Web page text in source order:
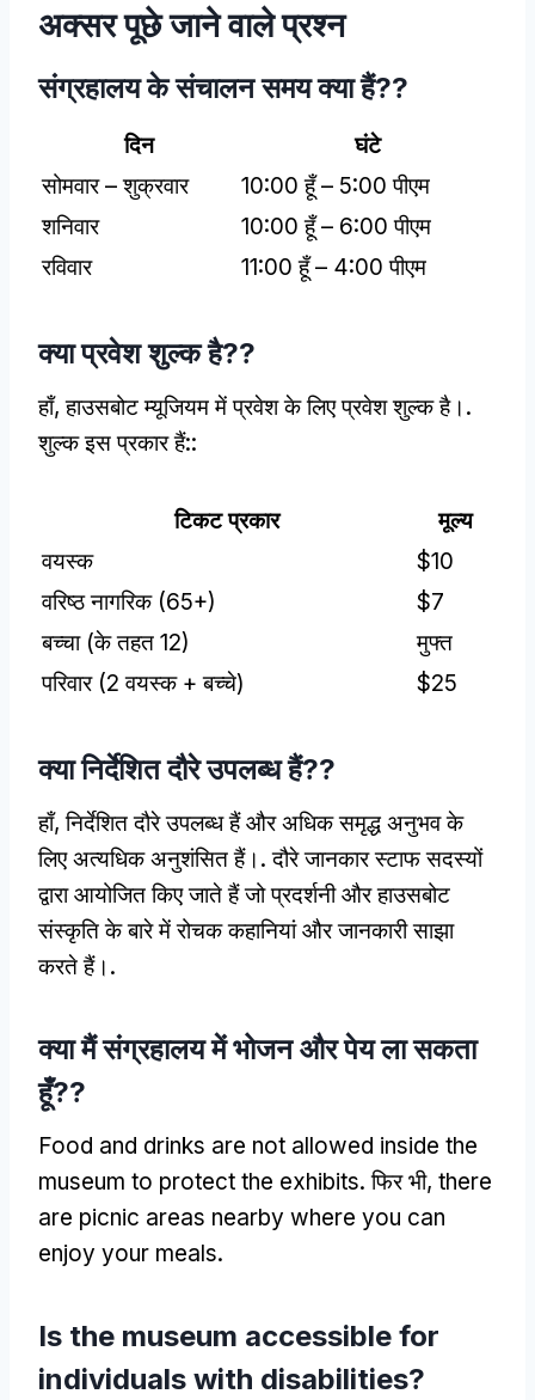
अक्सर पूछे जाने वाले प्रश्न
संग्रहालय के संचालन समय क्या हैं??
दिन
घंटे
सोमवार – शुक्रवार
10:00 हूँ – 5:00 पीएम
शनिवार
10:00 हूँ – 6:00 पीएम
रविवार
11:00 हूँ – 4:00 पीएम
क्या प्रवेश शुल्क है??
हाँ, हाउसबोट म्यूजियम में प्रवेश के लिए प्रवेश शुल्क है।.
शुल्क इस प्रकार हैं::
टिकट प्रकार
मूल्य
वयस्क
$10
वरिष्ठ नागरिक (65+)
$7
बच्चा (के तहत 12)
मुफ्त
परिवार (2 वयस्क + बच्चे)
$25
क्या निर्देशित दौरे उपलब्ध हैं??
हाँ, निर्देशित दौरे उपलब्ध हैं और अधिक समृद्ध अनुभव के
लिए अत्यधिक अनुशंसित हैं।. दौरे जानकार स्टाफ सदस्यों
द्वारा आयोजित किए जाते हैं जो प्रदर्शनी और हाउसबोट
संस्कृति के बारे में रोचक कहानियां और जानकारी साझा
करते हैं।.
क्या मैं संग्रहालय में भोजन और पेय ला सकता
हूँ??
Food and drinks are not allowed inside the
museum to protect the exhibits. फिर भी, there
are picnic areas nearby where you can
enjoy your meals.
Is the museum accessible for
individuals with disabilities?